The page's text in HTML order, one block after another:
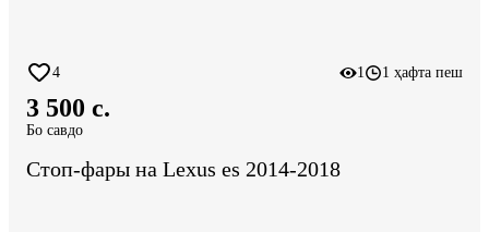
4 1 1 ҳафта пеш
3 500 c.
Бо савдо
Стоп-фары на Lexus es 2014-2018